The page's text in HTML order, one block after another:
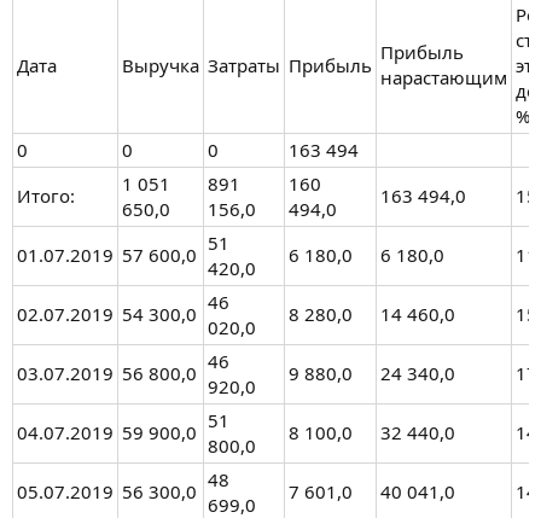
Дата Выручка Затраты Прибыль
Прибыль
нарастающим
%
0
0 0
163 494
Итого:
1 051
650,0
891
156,0
160
494,0
163 494,0
01.07.2019 57 600,0 51
420,0
6 180,0 6 180,0
02.07.2019 54 300,0 46
020,0
8 280,0 14 460,0
03.07.2019 56 800,0 46
920,0
9 880,0 24 340,0
04.07.2019 59 900,0 51
800,0
8 100,0 32 440,0
05.07.2019 56 300,0 48
699,0
7 601,0 40 041,0